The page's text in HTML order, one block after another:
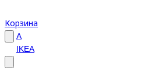
Корзина
A
IKEA